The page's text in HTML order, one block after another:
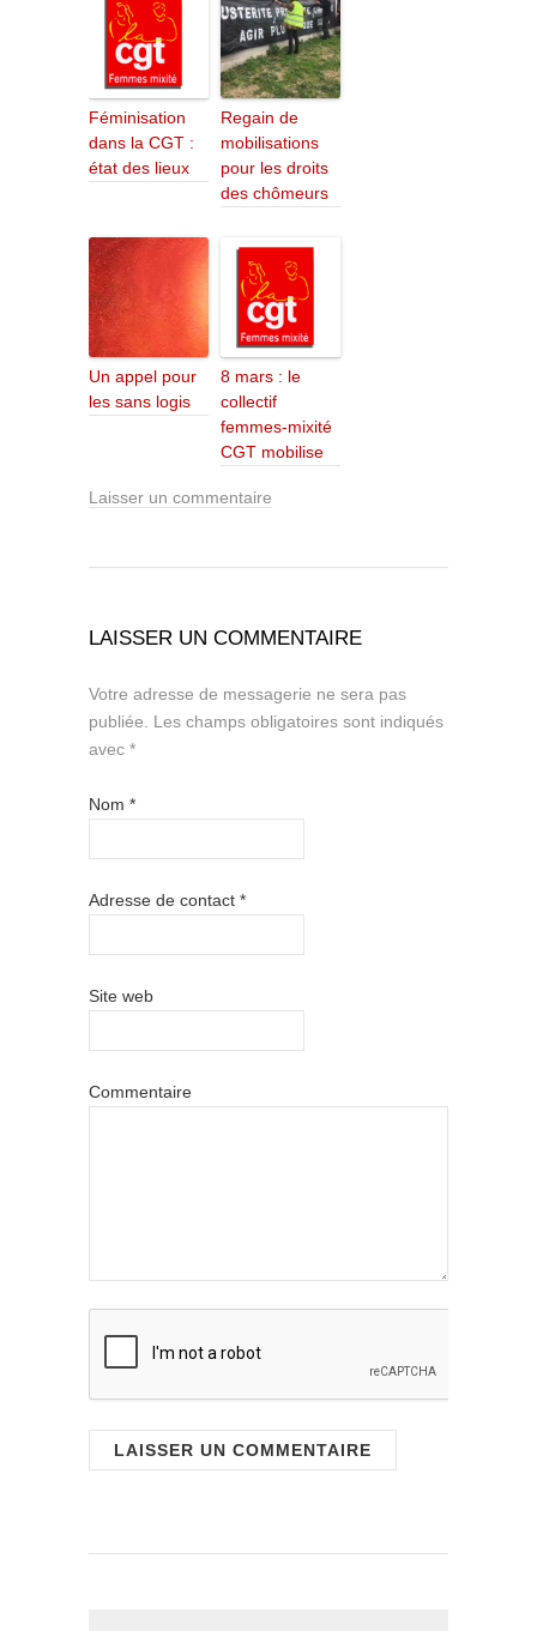
Féminisation
dans la CGT :
état des lieux
Regain de
mobilisations
pour les droits
des chômeurs
Un appel pour
les sans logis
8 mars : le
collectif
femmes-mixité
CGT mobilise
Laisser un commentaire
LAISSER UN COMMENTAIRE
Votre adresse de messagerie ne sera pas
publiée. Les champs obligatoires sont indiqués
avec *
Nom *
Adresse de contact *
Site web
Commentaire